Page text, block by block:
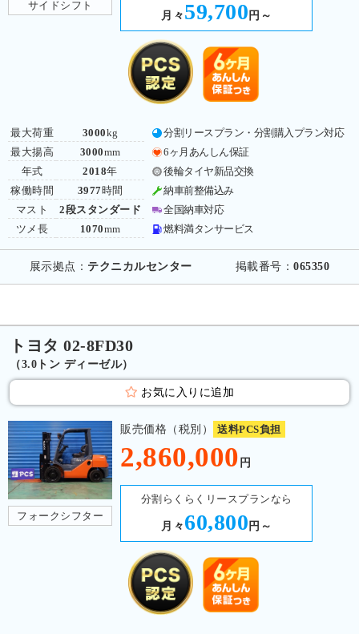
サイドシフト
月々 59,700 円～
最大荷重
最大揚高
年式
稼働時間
マスト
ツメ長
3000kg
3000mm
2018年
3977時間
2段スタンダード
1070mm
分割リースプラン・分割購入プラン対応
6ヶ月あんしん保証
後輪タイヤ新品交換
納車前整備込み
全国納車対応
燃料満タンサービス
展示拠点： テクニカルセンター 掲載番号：065350
トヨタ 02-8FD30
（3.0トン ディーゼル）
お気に入りに追加
フォークシフター
販売価格（税別） 送料PCS負担
2,860,000 円
分割らくらくリースプランなら
月々 60,800 円～